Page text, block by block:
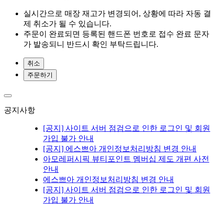
실시간으로 매장 재고가 변경되어, 상황에 따라 자동 결
제 취소가 될 수 있습니다.
주문이 완료되면 등록된 핸드폰 번호로 접수 완료 문자
가 발송되니 반드시 확인 부탁드립니다.
취소
주문하기
공지사항
[공지] 사이트 서버 점검으로 인한 로그인 및 회원
가입 불가 안내
[공지] 에스쁘아 개인정보처리방침 변경 안내
아모레퍼시픽 뷰티포인트 멤버십 제도 개편 사전
안내
에스쁘아 개인정보처리방침 변경 안내
[공지] 사이트 서버 점검으로 인한 로그인 및 회원
가입 불가 안내